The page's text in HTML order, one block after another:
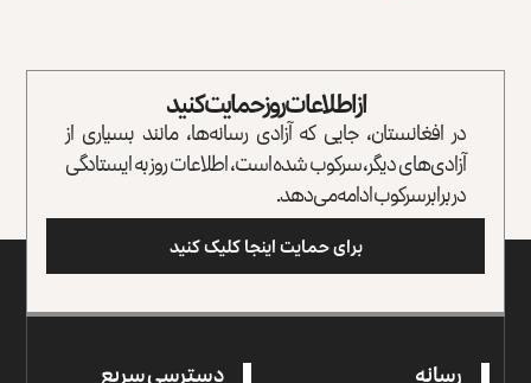
از اطلاعات روز حمایت کنید
در افغانستان، جایی که آزادی رسانه‌ها، مانند بسیاری از
آزادی‌های دیگر، سرکوب شده است، اطلاعات روز به ایستادگی
در برابر سرکوب ادامه می‌دهد.
برای حمایت اینجا کلیک کنید
رسانه دسترسی سریع